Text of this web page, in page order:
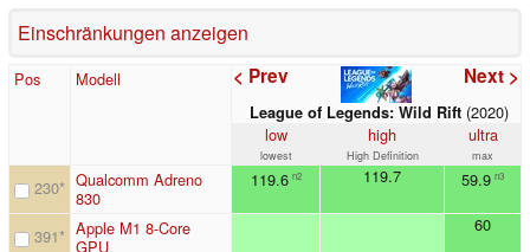
Einschränkungen anzeigen
Pos Modell < Prev Next >
League of Legends: Wild Rift(2020)
low
lowest
high
High Definition
ultra
max
230* Qualcomm Adreno
830
119.6 n2 119.7 59.9 n3
391* Apple M1 8-Core
GPU
60